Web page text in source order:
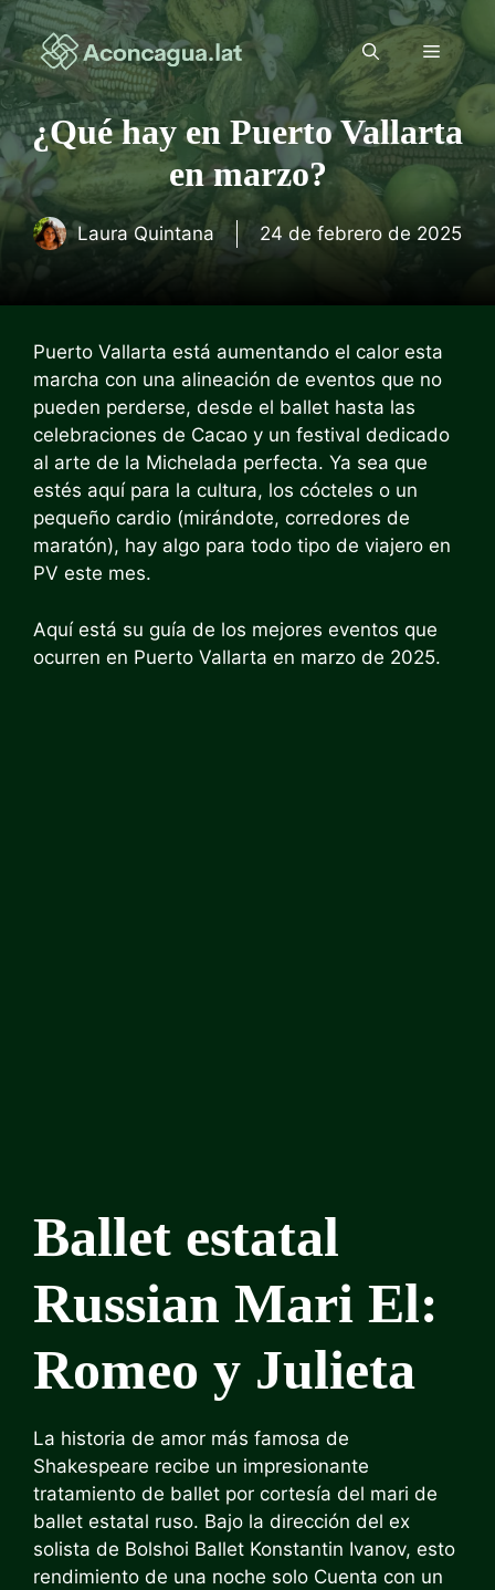
Saltar
al
contenido
Menú
¿Qué hay en Puerto Vallarta
en marzo?
Laura Quintana 24 de febrero de 2025
Puerto Vallarta está aumentando el calor esta
marcha con una alineación de eventos que no
pueden perderse, desde el ballet hasta las
celebraciones de Cacao y un festival dedicado
al arte de la Michelada perfecta. Ya sea que
estés aquí para la cultura, los cócteles o un
pequeño cardio (mirándote, corredores de
maratón), hay algo para todo tipo de viajero en
PV este mes.
Aquí está su guía de los mejores eventos que
ocurren en Puerto Vallarta en marzo de 2025.
Ballet estatal
Russian Mari El:
Romeo y Julieta
La historia de amor más famosa de
Shakespeare recibe un impresionante
tratamiento de ballet por cortesía del mari de
ballet estatal ruso. Bajo la dirección del ex
solista de Bolshoi Ballet Konstantin Ivanov, esto
rendimiento de una noche solo Cuenta con un